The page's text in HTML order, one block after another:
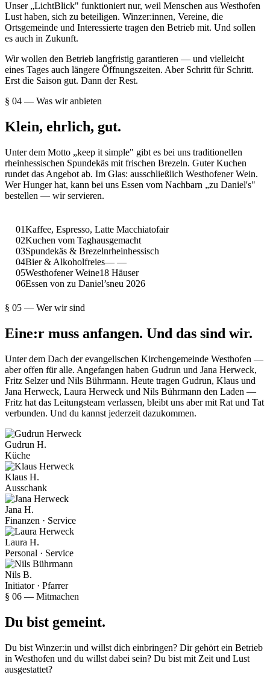
Unser „LichtBlick" funktioniert nur, weil Menschen aus Westhofen
Lust haben, sich zu beteiligen. Winzer:innen, Vereine, die
Ortsgemeinde und Interessierte tragen den Betrieb mit. Und sollen
es auch in Zukunft.
Wir wollen den Betrieb langfristig garantieren — und vielleicht
eines Tages auch längere Öffnungszeiten. Aber Schritt für Schritt.
Erst die Saison gut. Dann der Rest.
§ 04 — Was wir anbieten
Klein, ehrlich, gut.
Unter dem Motto „keep it simple" gibt es bei uns traditionellen
rheinhessischen Spundekäs mit frischen Brezeln. Guter Kuchen
rundet das Angebot ab. Im Glas: ausschließlich Westhofener Wein.
Wer Hunger hat, kann bei uns Essen vom Nachbarn „zu Daniel's"
bestellen — wir servieren.
01Kaffee, Espresso, Latte Macchiatofair
02Kuchen vom Taghausgemacht
03Spundekäs & Brezelnrheinhessisch
04Bier & Alkoholfreies— —
05Westhofener Weine18 Häuser
06Essen von zu Daniel’sneu 2026
§ 05 — Wer wir sind
Eine:r muss anfangen. Und das sind wir.
Unter dem Dach der evangelischen Kirchengemeinde Westhofen —
aber offen für alle. Angefangen haben Gudrun und Jana Herweck,
Fritz Selzer und Nils Bührmann. Heute tragen Gudrun, Klaus und
Jana Herweck, Laura Herweck und Nils Bührmann den Laden —
Fritz hat das Leitungsteam verlassen, bleibt uns aber mit Rat und Tat
verbunden. Und du kannst jederzeit dazukommen.
Gudrun H.
Küche
Klaus H.
Ausschank
Jana H.
Finanzen · Service
Laura H.
Personal · Service
Nils B.
Initiator · Pfarrer
§ 06 — Mitmachen
Du bist gemeint.
Du bist Winzer:in und willst dich einbringen? Dir gehört ein Betrieb
in Westhofen und du willst dabei sein? Du bist mit Zeit und Lust
ausgestattet?